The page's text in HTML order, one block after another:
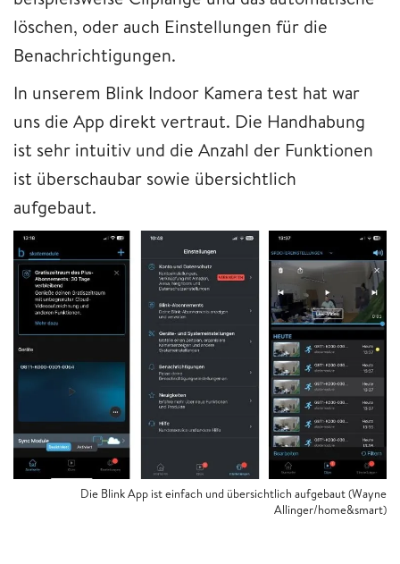
löschen, oder auch Einstellungen für die
Benachrichtigungen.
In unserem Blink Indoor Kamera test hat war
uns die App direkt vertraut. Die Handhabung
ist sehr intuitiv und die Anzahl der Funktionen
ist überschaubar sowie übersichtlich
aufgebaut.
Die Blink App ist einfach und übersichtlich aufgebaut (Wayne
Allinger/home&smart)